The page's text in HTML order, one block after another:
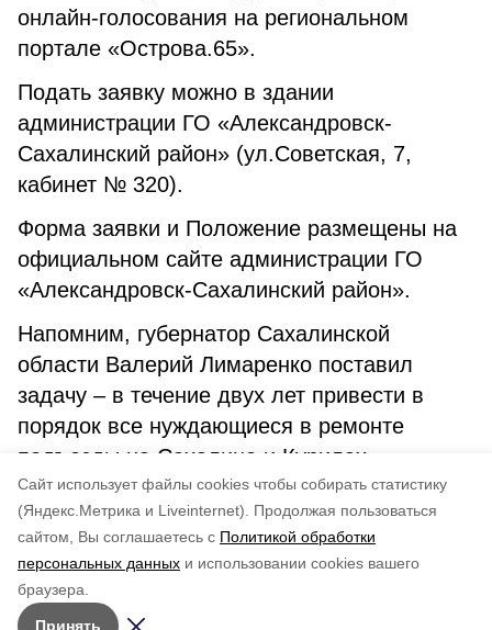
Cайт использует файлы cookies чтобы собирать статистику
(Яндекс.Метрика и Liveinternet).
Продолжая пользоваться
сайтом, Вы соглашаетесь с Политикой обработки
персональных данных и использовании cookies вашего
браузера.
Принять
онлайн-голосования на региональном
портале «Острова.65».
Подать заявку можно в здании
администрации ГО «Александровск-
Сахалинский район» (ул.Советская, 7,
кабинет № 320).
Форма заявки и Положение размещены на
официальном сайте администрации ГО
«Александровск-Сахалинский район».
Напомним, губернатор Сахалинской
области Валерий Лимаренко поставил
задачу – в течение двух лет привести в
порядок все нуждающиеся в ремонте
подъезды на Сахалине и Курилах.
по оценке
5